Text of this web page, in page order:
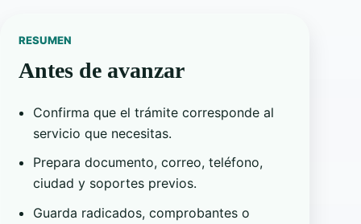
RESUMEN
Antes de avanzar
Confirma que el trámite corresponde al
servicio que necesitas.
Prepara documento, correo, teléfono,
ciudad y soportes previos.
Guarda radicados, comprobantes o